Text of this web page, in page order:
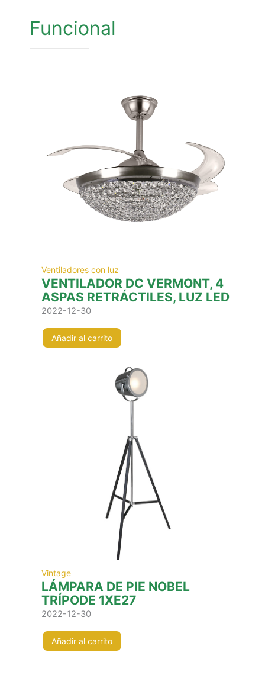
Funcional
Ventiladores con luz
VENTILADOR DC VERMONT, 4
ASPAS RETRÁCTILES, LUZ LED
2022-12-30
Añadir al carrito
Vintage
LÁMPARA DE PIE NOBEL
TRÍPODE 1XE27
2022-12-30
Añadir al carrito